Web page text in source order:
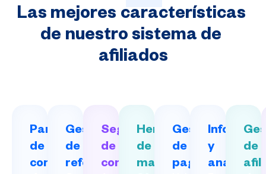
Las mejores características
de nuestro sistema de
afiliados
Panel
de
control
Gestión
de
referencias
Seguimiento
de
comisiones
Herramientas
de
marketing
Gestión
de
pagos
Informes
y
análisis
de